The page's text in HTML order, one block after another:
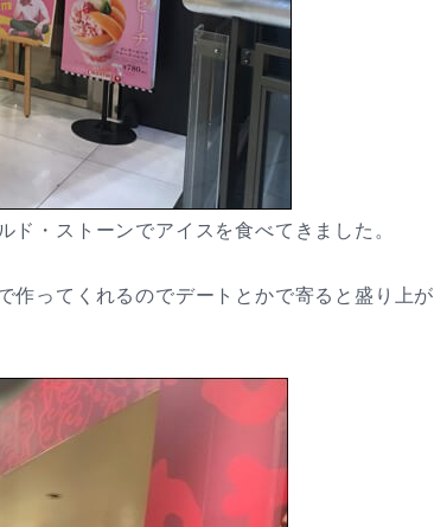
・ストーンでアイスを食べてきました。
作ってくれるのでデートとかで寄ると盛り上が